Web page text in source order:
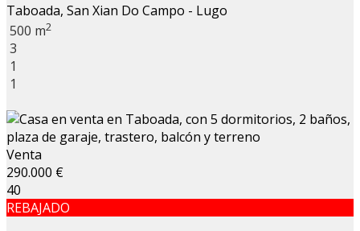
Taboada, San Xian Do Campo - Lugo
500 m2
3
1
1
Venta
290.000 €
40
REBAJADO